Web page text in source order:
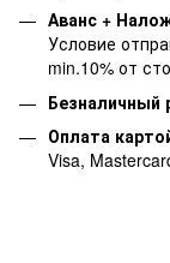
Аванс +
Условие
min.10% от
Безналичный
Оплата
Visa,